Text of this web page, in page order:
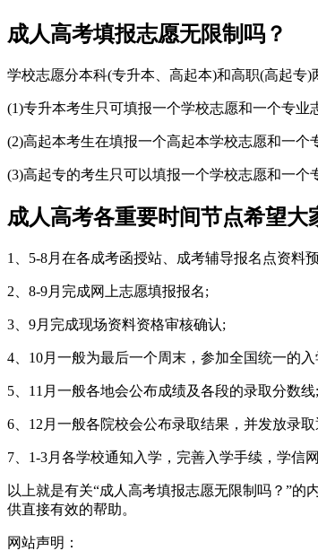
成人高考填报志愿无限制吗？
学校志愿分本科(专升本、高起本)和高职(高起专
(1)专升本考生只可填报一个学校志愿和一个专业
(2)高起本考生在填报一个高起本学校志愿和一个
(3)高起专的考生只可以填报一个学校志愿和一个
成人高考各重要时间节点希望大
1、5-8月在各成考函授站、成考辅导报名点资料
2、8-9月完成网上志愿填报报名;
3、9月完成现场资料资格审核确认;
4、10月一般为最后一个周末，参加全国统一的
5、11月一般各地会公布成绩及各段的录取分数
6、12月一般各院校会公布录取结果，并发放录取
7、1-3月各学校通知入学，完善入学手续，学信
以上就是有关“成人高考填报志愿无限制吗？”
供直接有效的帮助。
网站声明：